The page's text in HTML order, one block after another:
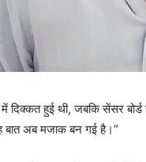
में दिक्कत हुई थी, जबकि सेंसर
बात अब मजाक बन गई है।”